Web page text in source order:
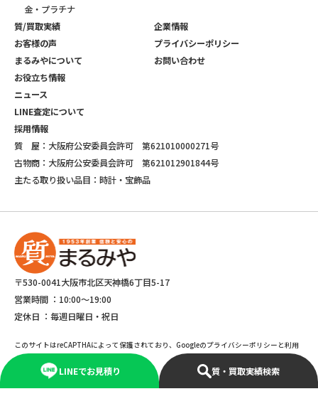
LINEでお見積り 質・買取実績検索
金・プラチナ
質/買取実績
お客様の声
まるみやについて
お役立ち情報
ニュース
LINE査定について
採用情報
企業情報
プライバシーポリシー
お問い合わせ
質 屋：大阪府公安委員会許可 第621010000271号
古物商：大阪府公安委員会許可 第621012901844号
主たる取り扱い品目：時計・宝飾品
〒530-0041大阪市北区天神橋6丁目5-17
営業時間 ： 10:00～19:00
定休日 ： 毎週日曜日・祝日
このサイトはreCAPTHAによって保護されており、Googleのプライバシーポリシーと利用
規約が適応されます。